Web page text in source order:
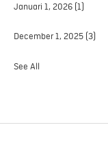
Januari 1, 2026 (1)
December 1, 2025 (3)
See All